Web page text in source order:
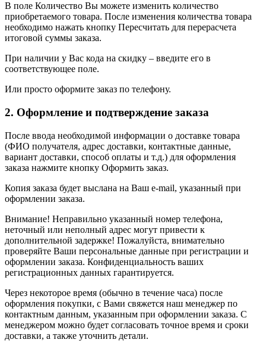
В поле Количество Вы можете изменить количество
приобретаемого товара. После изменения количества товара
необходимо нажать кнопку Пересчитать для перерасчета
итоговой суммы заказа.
При наличии у Вас кода на скидку – введите его в
соответствующее поле.
Или просто оформите заказ по телефону.
2. Оформление и подтверждение заказа
После ввода необходимой информации о доставке товара
(ФИО получателя, адрес доставки, контактные данные,
вариант доставки, способ оплаты и т.д.) для оформления
заказа нажмите кнопку Оформить заказ.
Копия заказа будет выслана на Ваш e-mail, указанный при
оформлении заказа.
Внимание! Неправильно указанный номер телефона,
неточный или неполный адрес могут привести к
дополнительной задержке! Пожалуйста, внимательно
проверяйте Ваши персональные данные при регистрации и
оформлении заказа. Конфиденциальность ваших
регистрационных данных гарантируется.
Через некоторое время (обычно в течение часа) после
оформления покупки, с Вами свяжется наш менеджер по
контактным данным, указанным при оформлении заказа. С
менеджером можно будет согласовать точное время и сроки
доставки, а также уточнить детали.